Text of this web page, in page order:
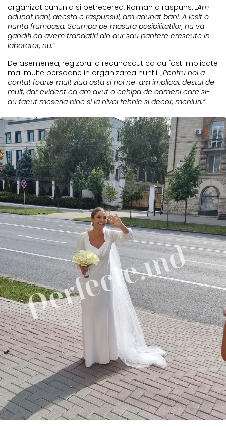
organizat cununia si petrecerea, Roman a raspuns: „Am
adunat bani, acesta e raspunsul, am adunat bani. A iesit o
nunta frumoasa. Scumpa pe masura posibilitatilor, nu va
ganditi ca avem trandafiri din aur sau pantere crescute in
laborator, nu.”
De asemenea, regizorul a recunoscut ca au fost implicate
mai multe persoane in organizarea nuntii: „Pentru noi a
contat foarte mult ziua asta si noi ne-am implicat destul de
mult, dar evident ca am avut o echipa de oameni care si-
au facut meseria bine si la nivel tehnic si decor, meniuri.”